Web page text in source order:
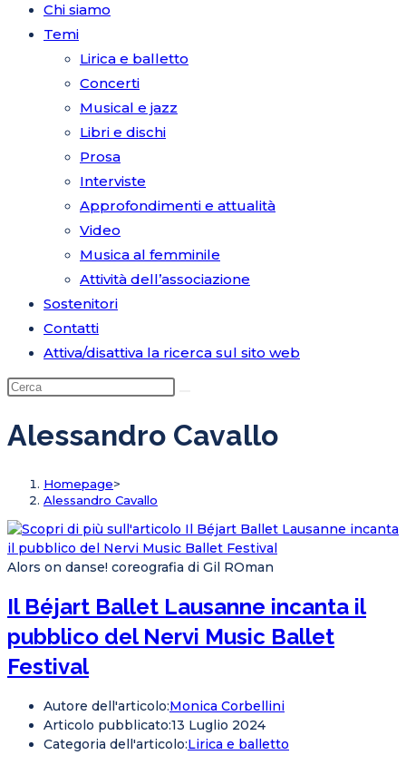
Chi siamo
Temi
Lirica e balletto
Concerti
Musical e jazz
Libri e dischi
Prosa
Interviste
Approfondimenti e attualità
Video
Musica al femminile
Attività dell’associazione
Sostenitori
Contatti
Attiva/disattiva la ricerca sul sito web
Alessandro Cavallo
Homepage>
Alessandro Cavallo
Alors on danse! coreografia di Gil ROman
Il Béjart Ballet Lausanne incanta il
pubblico del Nervi Music Ballet
Festival
Autore dell'articolo:Monica Corbellini
Articolo pubblicato:13 Luglio 2024
Categoria dell'articolo:Lirica e balletto